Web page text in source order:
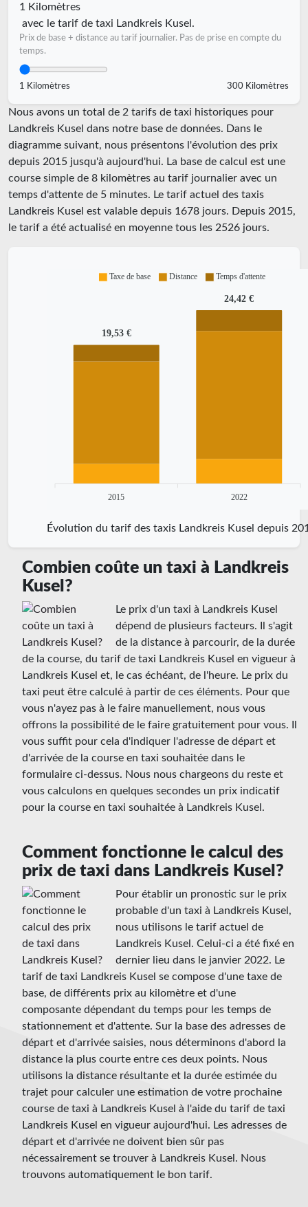
1 Kilomètres
avec le tarif de taxi Landkreis Kusel.
Prix de base + distance au tarif journalier. Pas de prise en compte du
temps.
1 Kilomètres 300 Kilomètres
Nous avons un total de 2 tarifs de taxi historiques pour
Landkreis Kusel dans notre base de données. Dans le
diagramme suivant, nous présentons l'évolution des prix
depuis 2015 jusqu'à aujourd'hui. La base de calcul est une
course simple de 8 kilomètres au tarif journalier avec un
temps d'attente de 5 minutes. Le tarif actuel des taxis
Landkreis Kusel est valable depuis 1678 jours. Depuis 2015,
le tarif a été actualisé en moyenne tous les 2526 jours.
19,53 €
24,42 €
2015 2022
Taxe de base Distance Temps d'attente
Évolution du tarif des taxis Landkreis Kusel depuis
Combien coûte un taxi à Landkreis
Kusel?
Le prix d'un taxi à Landkreis Kusel
dépend de plusieurs facteurs. Il s'agit
de la distance à parcourir, de la durée
de la course, du tarif de taxi Landkreis Kusel en vigueur à
Landkreis Kusel et, le cas échéant, de l'heure. Le prix du
taxi peut être calculé à partir de ces éléments. Pour que
vous n'ayez pas à le faire manuellement, nous vous
offrons la possibilité de le faire gratuitement pour vous. Il
vous suffit pour cela d'indiquer l'adresse de départ et
d'arrivée de la course en taxi souhaitée dans le
formulaire ci-dessus. Nous nous chargeons du reste et
vous calculons en quelques secondes un prix indicatif
pour la course en taxi souhaitée à Landkreis Kusel.
Comment fonctionne le calcul des
prix de taxi dans Landkreis Kusel?
Pour établir un pronostic sur le prix
probable d'un taxi à Landkreis Kusel,
nous utilisons le tarif actuel de
Landkreis Kusel. Celui-ci a été fixé en
dernier lieu dans le janvier 2022. Le
tarif de taxi Landkreis Kusel se compose d'une taxe de
base, de différents prix au kilomètre et d'une
composante dépendant du temps pour les temps de
stationnement et d'attente. Sur la base des adresses de
départ et d'arrivée saisies, nous déterminons d'abord la
distance la plus courte entre ces deux points. Nous
utilisons la distance résultante et la durée estimée du
trajet pour calculer une estimation de votre prochaine
course de taxi à Landkreis Kusel à l'aide du tarif de taxi
Landkreis Kusel en vigueur aujourd'hui. Les adresses de
départ et d'arrivée ne doivent bien sûr pas
nécessairement se trouver à Landkreis Kusel. Nous
trouvons automatiquement le bon tarif.